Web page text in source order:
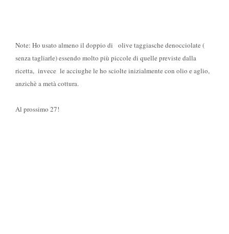
Note: Ho usato almeno il doppio di olive taggiasche denocciolate (
senza tagliarle)essendo molto più piccole di quelle previste dalla
ricetta, invece le acciughe le ho sciolte inizialmente con olio e aglio,
anzichè a metà cottura.
Al prossimo 27!